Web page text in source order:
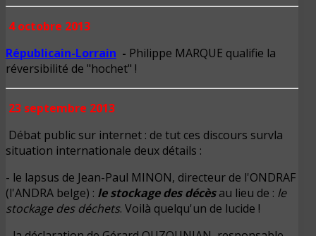
4 octobre 2013
Républicain-Lorrain - Philippe MARQUE qualifie la
réversibilité de "hochet" !
23 septembre 2013
Débat public sur internet : de tut ces discours survla
situation internationale deux détails :
- le lapsus de Jean-Paul MINON, directeur de l'ONDRAF
(l'ANDRA belge) : le stockage des décèsau lieu de : le
stockage des déchets. Voilà quelqu'un de lucide !